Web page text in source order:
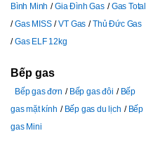
Bình Minh
Gia Đình Gas
Gas Total
Gas MISS
VT Gas
Thủ Đức Gas
Gas ELF 12kg
Bếp gas
Bếp gas đơn Bếp gas đôi
Bếp
gas mặt kính
Bếp gas du lịch
Bếp
gas Mini